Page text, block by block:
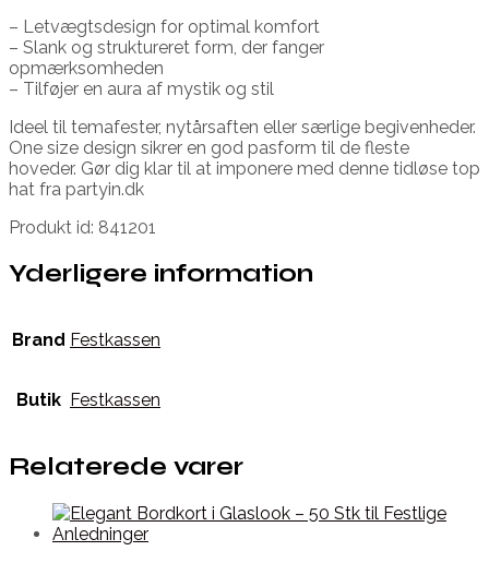
– Letvægtsdesign for optimal komfort
– Slank og struktureret form, der fanger
opmærksomheden
– Tilføjer en aura af mystik og stil
Ideel til temafester, nytårsaften eller særlige begivenheder.
One size design sikrer en god pasform til de fleste
hoveder. Gør dig klar til at imponere med denne tidløse top
hat fra partyin.dk
Produkt id: 841201
Yderligere information
Brand Festkassen
Butik Festkassen
Relaterede varer